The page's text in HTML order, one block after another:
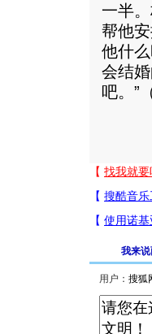
一半
帮他
他什
会结
吧。”
我来
用户：